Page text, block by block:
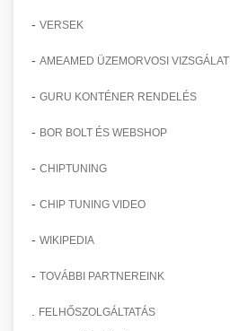
- VERSEK
- AMEAMED ÜZEMORVOSI VIZSGÁLAT
- GURU KONTÉNER RENDELÉS
- BOR BOLT ÉS WEBSHOP
- CHIPTUNING
- CHIP TUNING VIDEO
- WIKIPEDIA
- TOVÁBBI PARTNEREINK
FELHŐSZOLGÁLTATÁS